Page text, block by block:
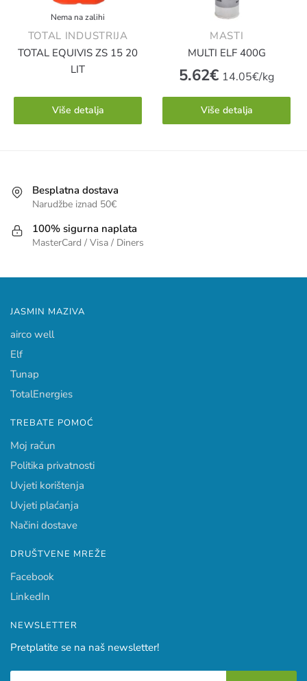
Nema na zalihi
TOTAL INDUSTRIJA
TOTAL EQUIVIS ZS 15 20
LIT
Više detalja
MASTI
MULTI ELF 400G
5.62€ 14.05€/kg
Više detalja
Besplatna dostava
Narudžbe iznad 50€
100% sigurna naplata
MasterCard / Visa / Diners
JASMIN MAZIVA
airco well
Elf
Tunap
TotalEnergies
TREBATE POMOĆ
Moj račun
Politika privatnosti
Uvjeti korištenja
Uvjeti plaćanja
Načini dostave
DRUŠTVENE MREŽE
Facebook
LinkedIn
NEWSLETTER
Pretplatite se na naš newsletter!